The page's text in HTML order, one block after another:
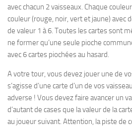
avec chacun 2 vaisseaux. Chaque
couleur (rouge, noir, vert et jaune) avec
de valeur 1 à 6. Toutes les cartes sont
ne former qu’une seule pioche
avec 6 cartes piochées au hasard.
A votre tour, vous devez jouer une de
s’agisse d’une carte d’un de vos
adverse ! Vous devez faire avancer un
d’autant de cases que la valeur de la
au joueur suivant. Attention, la piste de